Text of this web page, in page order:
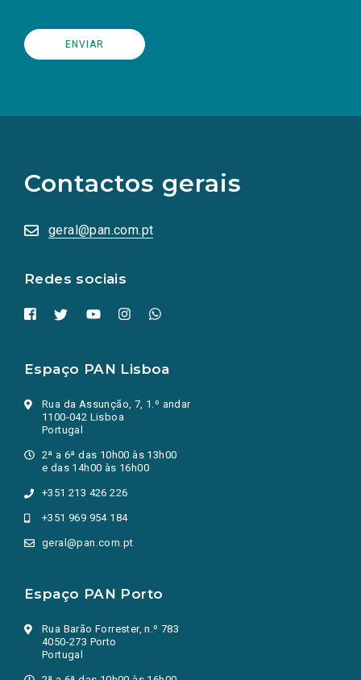
Contactos gerais
geral@pan.com.pt
Redes sociais
redes
sociais
numa
nova
Espaço PAN Lisboa
Rua da Assunção, 7, 1.º andar
1100-042 Lisboa
Portugal
2ª a 6ª das 10h00 às 13h00
e das 14h00 às 16h00
+351 213 426 226
+351 969 954 184
geral@pan.com.pt
Espaço PAN Porto
Rua Barão Forrester, n.º 783
4050-273 Porto
Portugal